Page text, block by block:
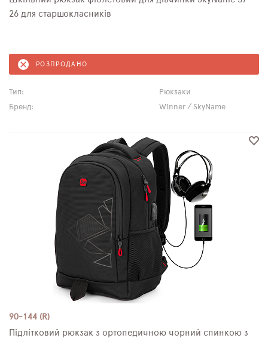
26 для старшокласників
РОЗПРОДАНО
Тип:
Рюкзаки
Бренд:
Winner / SkyName
90-144 (R)
Підлітковий рюкзак з ортопедичною чорний спинкою з